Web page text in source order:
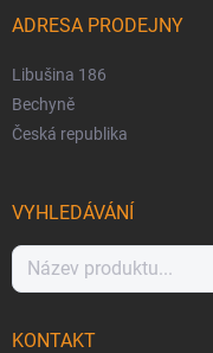
ADRESA PRODEJNY
Libušina 186
Bechyně
Česká republika
VYHLEDÁVÁNÍ
KONTAKT